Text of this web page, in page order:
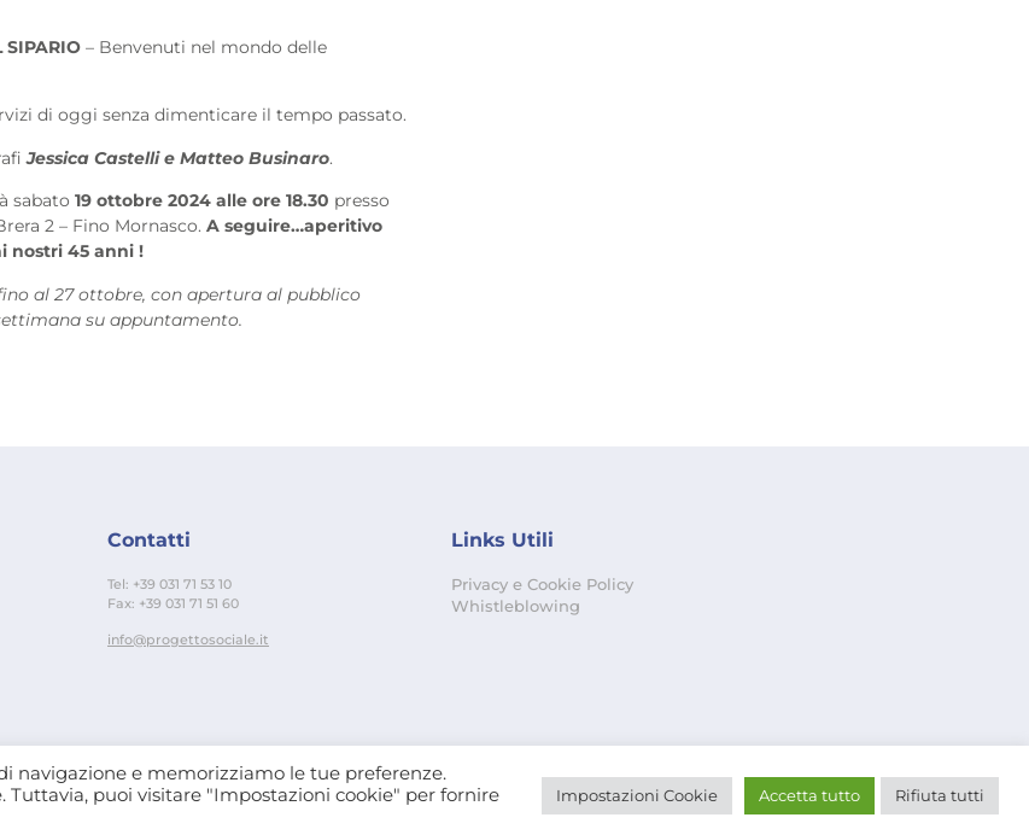
SIPARIO – Benvenuti nel mondo delle
di oggi senza dimenticare il tempo passato.
Jessica Castelli e Matteo Businaro.
sabato 19 ottobre 2024 alle ore 18.30 presso
2 – Fino Mornasco. A seguire…aperitivo
nostri 45 anni !
al 27 ottobre, con apertura al pubblico
su appuntamento.
Contatti
Tel: +39 031 71 53 10
Fax: +39 031 71 51 60
info@progettosociale.it
Links Utili
Privacy e Cookie Policy
Whistleblowing
navigazione e memorizziamo le tue preferenze.
Tuttavia, puoi visitare "Impostazioni cookie" per fornire
Impostazioni Cookie Accetta tutto Rifiuta tutti